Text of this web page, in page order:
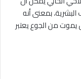
البشرية، بمعنى أنه
من الجوع يعتبر